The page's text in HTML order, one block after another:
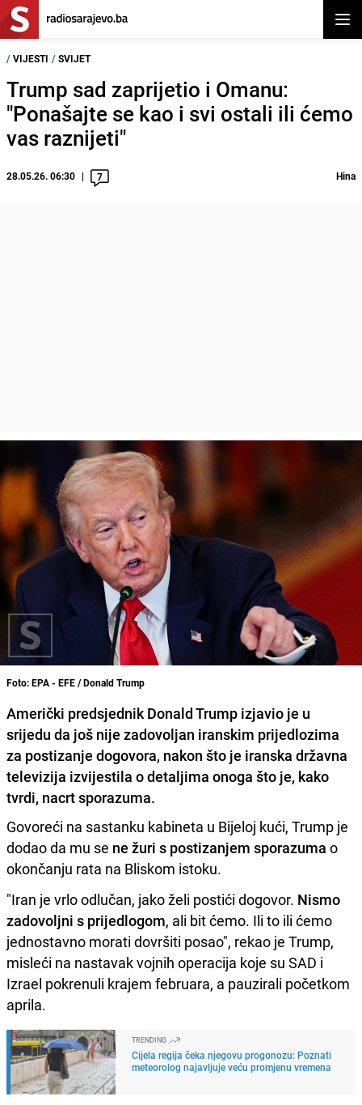
/ VIJESTI / SVIJET
Trump sad zaprijetio i Omanu:
"Ponašajte se kao i svi ostali ili ćemo
vas raznijeti"
28.05.26. 06:30 7 Hina
Foto: EPA - EFE / Donald Trump
Američki predsjednik Donald Trump izjavio je u
srijedu da još nije zadovoljan iranskim prijedlozima
za postizanje dogovora, nakon što je iranska državna
televizija izvijestila o detaljima onoga što je, kako
tvrdi, nacrt sporazuma.
Govoreći na sastanku kabineta u Bijeloj kući, Trump je
dodao da mu se ne žuri s postizanjem sporazuma o
okončanju rata na Bliskom istoku.
"Iran je vrlo odlučan, jako želi postići dogovor. Nismo
zadovoljni s prijedlogom, ali bit ćemo. Ili to ili ćemo
jednostavno morati dovršiti posao", rekao je Trump,
misleći na nastavak vojnih operacija koje su SAD i
Izrael pokrenuli krajem februara, a pauzirali početkom
aprila.
TRENDING
Cijela regija čeka njegovu progonozu: Poznati
meteorolog najavljuje veću promjenu vremena